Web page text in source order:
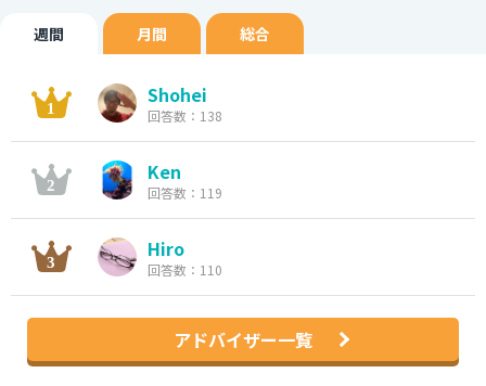
週間 月間 総合
Shohei
回答数：138
Ken
回答数：119
Hiro
回答数：110
アドバイザー一覧